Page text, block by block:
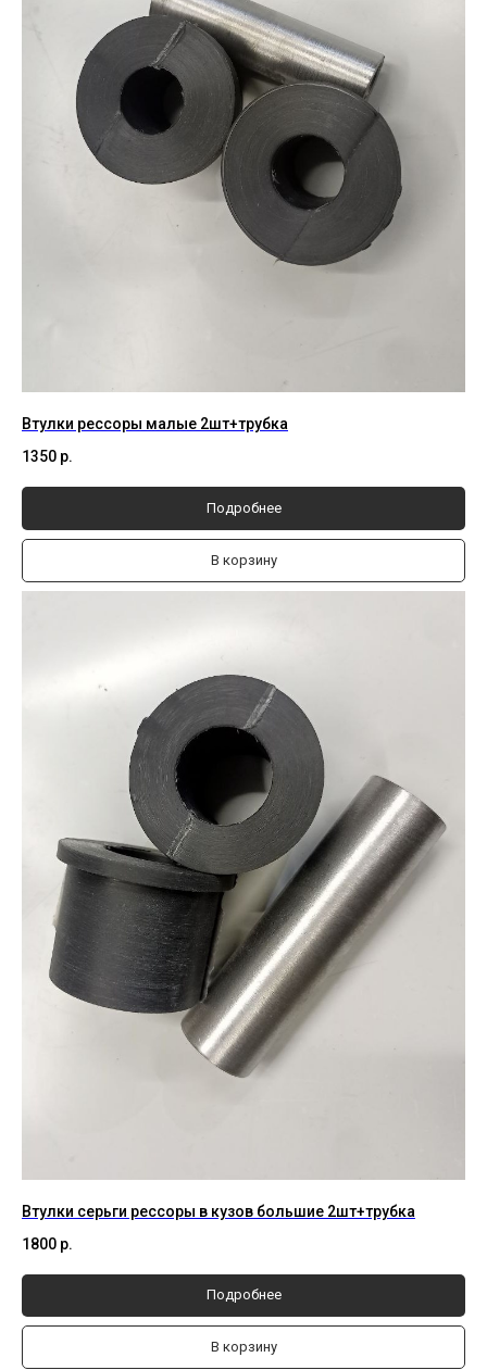
Втулки рессоры малые 2шт+трубка
1350 р.
Подробнее
В корзину
Втулки серьги рессоры в кузов большие 2шт+трубка
1800 р.
Подробнее
В корзину